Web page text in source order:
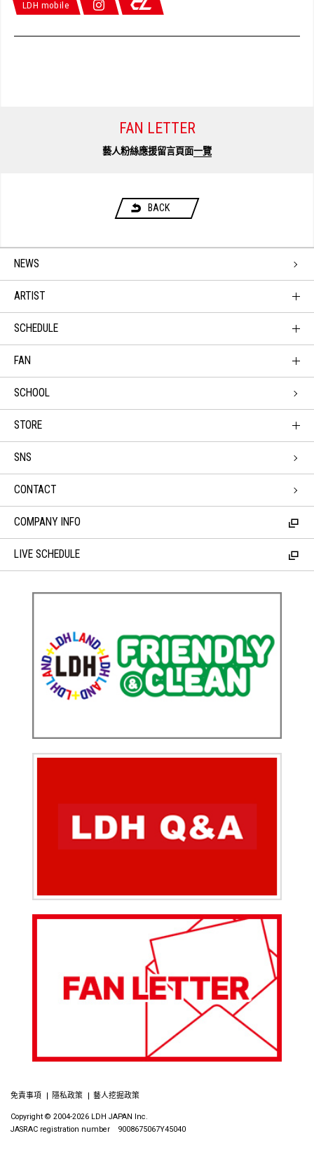
LDH mobile
FAN LETTER
藝人粉絲應援留言頁面一覽
BACK
NEWS
ARTIST
SCHEDULE
FAN
SCHOOL
STORE
SNS
CONTACT
COMPANY INFO
LIVE SCHEDULE
免責事項 隱私政策 藝人挖掘政策
Copyright © 2004-2026 LDH JAPAN Inc.
JASRAC registration number 9008675067Y45040